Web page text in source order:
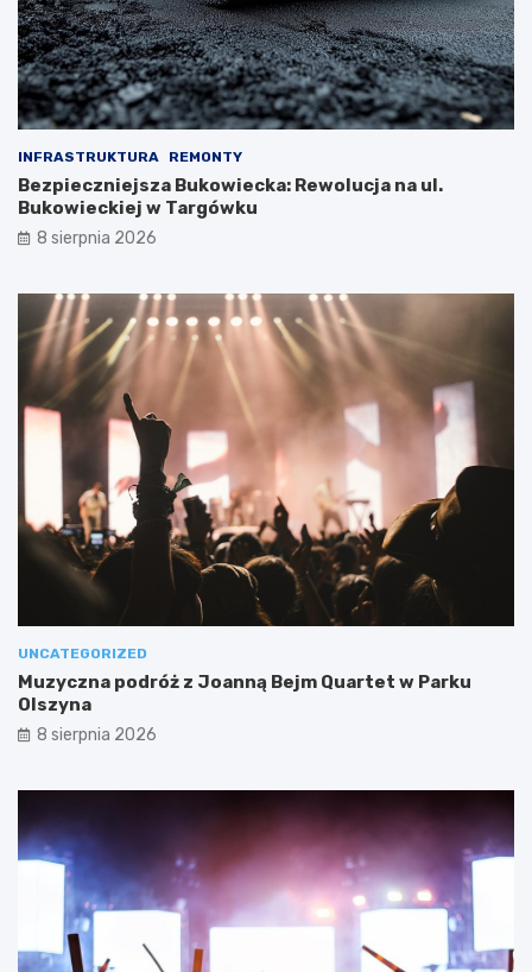
INFRASTRUKTURA REMONTY
Bezpieczniejsza Bukowiecka: Rewolucja na ul.
Bukowieckiej w Targówku
8 sierpnia 2026
UNCATEGORIZED
Muzyczna podróż z Joanną Bejm Quartet w Parku
Olszyna
8 sierpnia 2026